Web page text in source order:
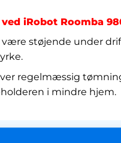
iRobot Roomba
være støjende under
regelmæssig
i mindre hjem.